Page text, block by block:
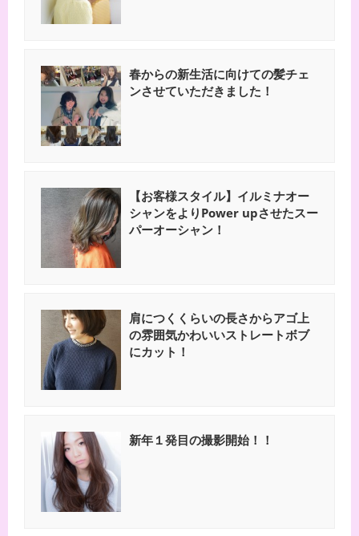
春からの新生活に向けての髪チェ
ンさせていただきました！
【お客様スタイル】イルミナオー
シャンをよりPower upさせたスー
パーオーシャン！
肩につくくらいの長さからアゴ上
の雰囲気かわいいストレートボブ
にカット！
新年１発目の撮影開始！！